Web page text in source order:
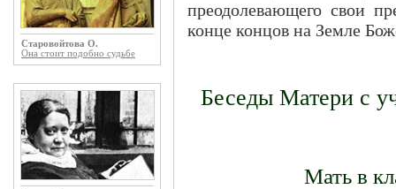
Старовойтова О.
Она стоит подобно судьбе
преодолевающего свои
конце концов на Земле
Беседы Матери с
Мать в